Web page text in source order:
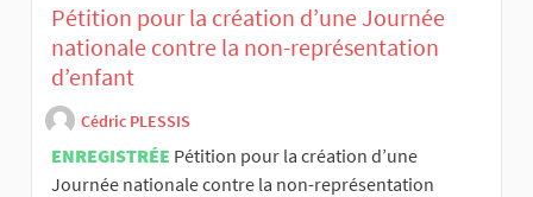
Pétition pour la création d’une Journée
nationale contre la non-représentation
d’enfant
Cédric PLESSIS
ENREGISTRÉE Pétition pour la création d’une
Journée nationale contre la non-représentation